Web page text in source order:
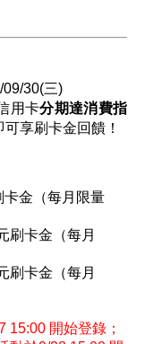
09/30(三)
用卡分期達消費指
享刷卡金回饋！
金（每月限量
刷卡金（每月
刷卡金（每月
15:00 開始登錄；